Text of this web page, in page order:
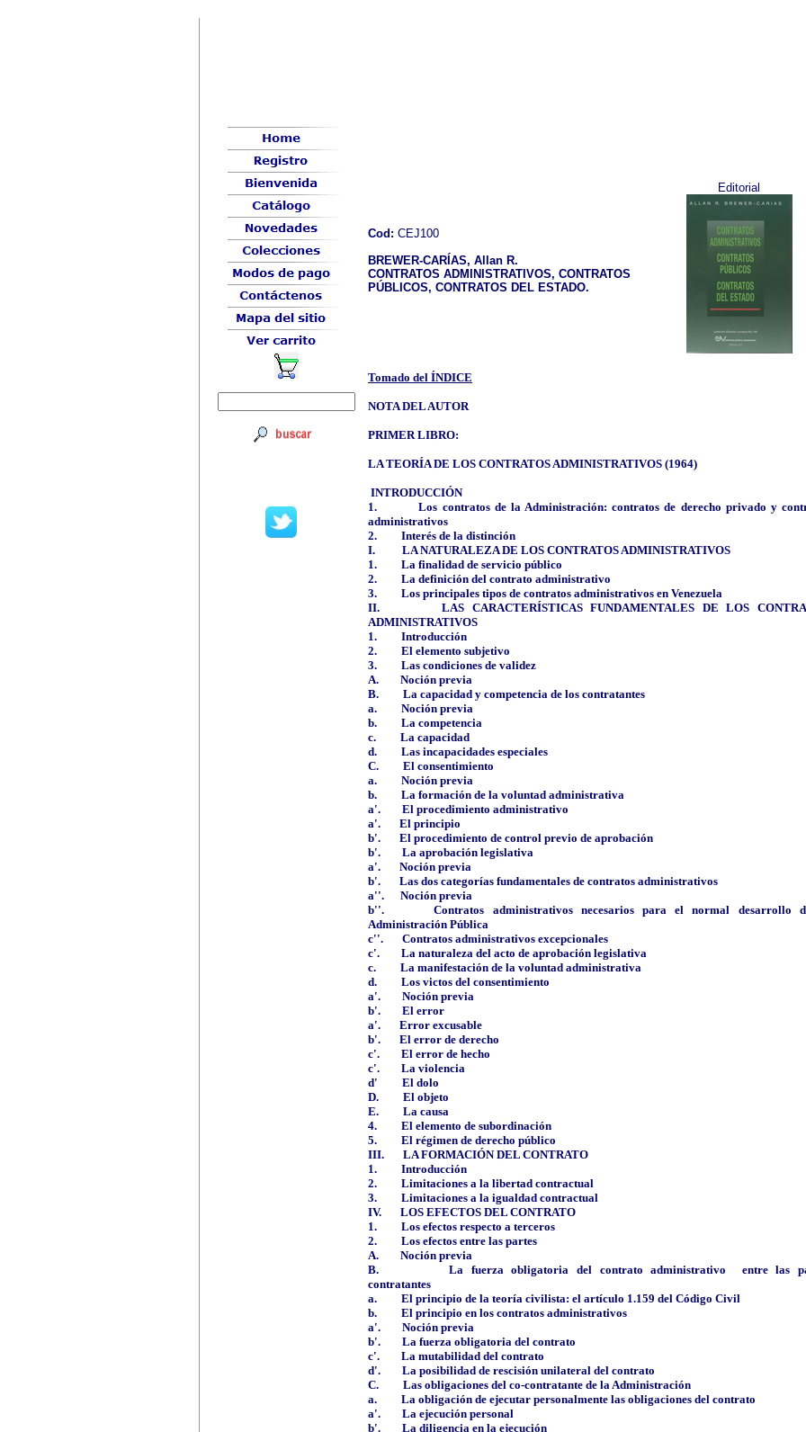
Cod: CEJ100
BREWER-CARÍAS, Allan R.
CONTRATOS ADMINISTRATIVOS, CONTRATOS
PÚBLICOS, CONTRATOS DEL ESTADO.
Editorial
Tomado del ÍNDICE
NOTA DEL AUTOR
PRIMER LIBRO:
LA TEORÍA DE LOS CONTRATOS ADMINISTRATIVOS (1964)
INTRODUCCIÓN
1.
Los contratos de la Administración: contratos de derecho privado y
administrativos
2.
Interés de la distinción
I.
LA NATURALEZA DE LOS CONTRATOS ADMINISTRATIVOS
1.
La finalidad de servicio público
2.
La definición del contrato administrativo
3.
Los principales tipos de contratos administrativos en Venezuela
II.
LAS CARACTERÍSTICAS FUNDAMENTALES DE LOS
ADMINISTRATIVOS
1.
Introducción
2.
El elemento subjetivo
3.
Las condiciones de validez
A.
Noción previa
B.
La capacidad y competencia de los contratantes
a.
Noción previa
b.
La competencia
c.
La capacidad
d.
Las incapacidades especiales
C.
El consentimiento
a.
Noción previa
b.
La formación de la voluntad administrativa
a'.
El procedimiento administrativo
a'.
El principio
b'.
El procedimiento de control previo de aprobación
b'.
La aprobación legislativa
a'.
Noción previa
b'.
Las dos categorías fundamentales de contratos administrativos
a''.
Noción previa
b''.
Contratos administrativos necesarios para el normal desarrollo
Administración Pública
c''.
Contratos administrativos excepcionales
c'.
La naturaleza del acto de aprobación legislativa
c.
La manifestación de la voluntad administrativa
d.
Los victos del consentimiento
a'.
Noción previa
b'.
El error
a'.
Error excusable
b'.
El error de derecho
c'.
El error de hecho
c'.
La violencia
d'
El dolo
D.
El objeto
E.
La causa
4.
El elemento de subordinación
5.
El régimen de derecho público
III.
LA FORMACIÓN DEL CONTRATO
1.
Introducción
2.
Limitaciones a la libertad contractual
3.
Limitaciones a la igualdad contractual
IV.
LOS EFECTOS DEL CONTRATO
1.
Los efectos respecto a terceros
2.
Los efectos entre las partes
A.
Noción previa
B.
La fuerza obligatoria del contrato administrativo
entre las
contratantes
a.
El principio de la teoría civilista: el artículo 1.159 del Código Civil
b.
El principio en los contratos administrativos
a'.
Noción previa
b'.
La fuerza obligatoria del contrato
c'.
La mutabilidad del contrato
d'.
La posibilidad de rescisión unilateral del contrato
C.
Las obligaciones del co-contratante de la Administración
a.
La obligación de ejecutar personalmente las obligaciones del contrato
a'.
La ejecución personal
b'.
La diligencia en la ejecución